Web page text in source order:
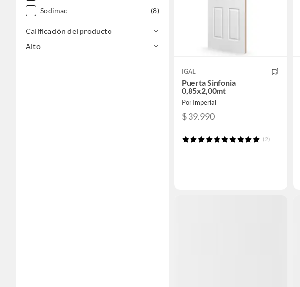
Sodimac
(8)
Calificación del producto
Alto
IGAL
Puerta Sinfonia
0,85x2,00mt
Por Imperial
$ 39.990
(2)